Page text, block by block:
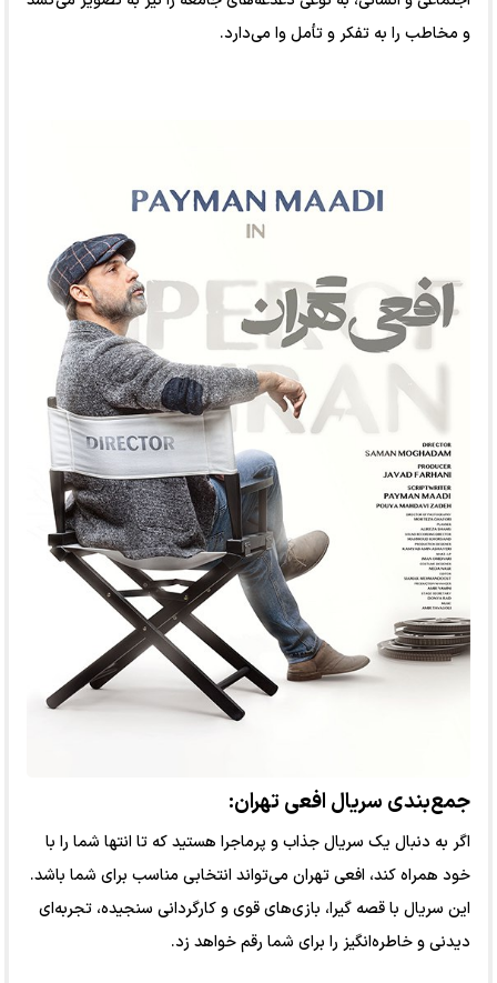
و مخاطب را به تفکر و تأمل وا می‌دارد.
جمع‌بندی سریال افعی تهران:
اگر به دنبال یک سریال جذاب و پرماجرا هستید که تا انتها شما را با
خود همراه کند، افعی تهران می‌تواند انتخابی مناسب برای شما باشد.
این سریال با قصه گیرا، بازی‌های قوی و کارگردانی سنجیده، تجربه‌ای
دیدنی و خاطره‌انگیز را برای شما رقم خواهد زد.